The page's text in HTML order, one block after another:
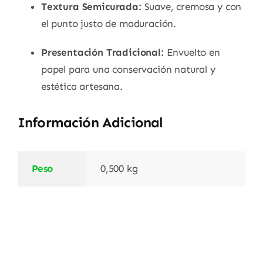
Textura Semicurada: Suave, cremosa y con
el punto justo de maduración.
Presentación Tradicional: Envuelto en
papel para una conservación natural y
estética artesana.
Información Adicional
Peso 0,500 kg